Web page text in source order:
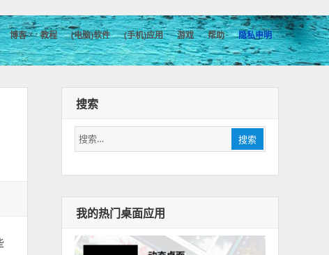
博客 教程 (电脑)软件 (手机)应用 游戏 帮助 隐私申明
搜索
搜
索：
搜索
我的热门桌面应用